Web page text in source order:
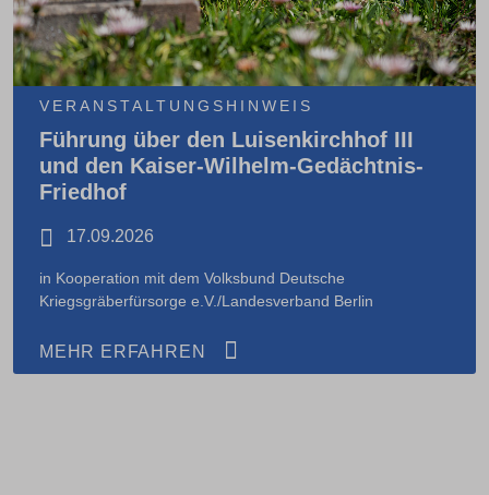
VERANSTALTUNGSHINWEIS
Führung über den Luisenkirchhof III
und den Kaiser-Wilhelm-Gedächtnis-
Friedhof
17.09.2026
in Kooperation mit dem Volksbund Deutsche
Kriegsgräberfürsorge e.V./Landesverband Berlin
MEHR ERFAHREN